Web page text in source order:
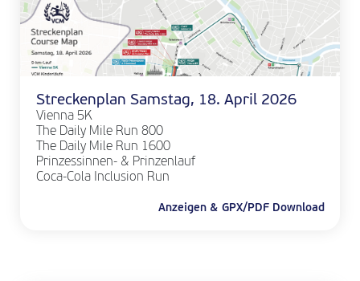
Streckenplan Samstag, 18. April 2026
Vienna 5K
The Daily Mile Run 800
The Daily Mile Run 1600
Prinzessinnen- & Prinzenlauf
Coca-Cola Inclusion Run
Anzeigen & GPX/PDF Download